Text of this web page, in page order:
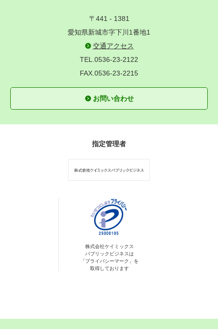
〒441 - 1381
愛知県新城市字下川1番地1
交通アクセス
TEL.0536-23-2122
FAX.0536-23-2215
お問い合わせ
指定管理者
株式会社ケイミックス
パブリックビジネスは
「プライバシーマーク」を
取得しております